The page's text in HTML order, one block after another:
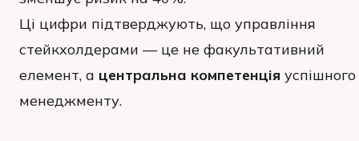
Ці цифри підтверджують, що управління
стейкхолдерами — це не факультативний
елемент, а центральна компетенція успішного
менеджменту.